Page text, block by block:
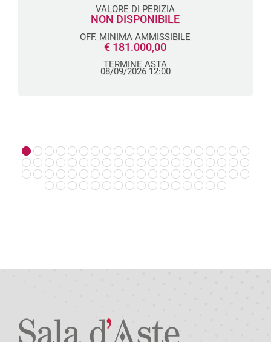
VALORE DI PERIZIA
NON DISPONIBILE
OFF. MINIMA AMMISSIBILE
€ 181.000,00
TERMINE ASTA
08/09/2026 12:00